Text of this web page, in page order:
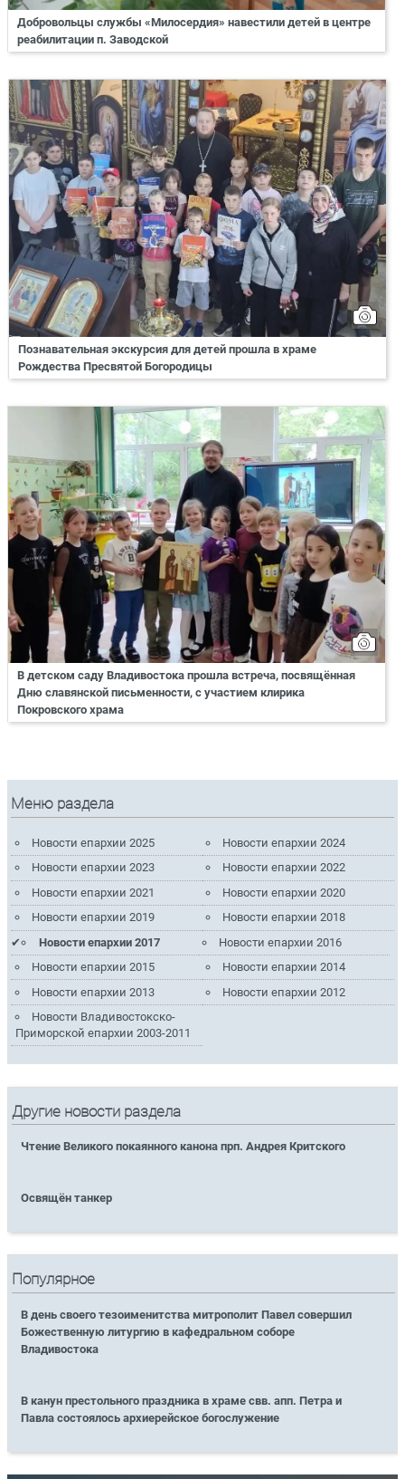
Добровольцы службы «Милосердия» навестили детей в центре
реабилитации п. Заводской
Познавательная экскурсия для детей прошла в храме
Рождества Пресвятой Богородицы
В детском саду Владивостока прошла встреча, посвящённая
Дню славянской письменности, с участием клирика
Покровского храма
Меню раздела
Новости епархии 2025
Новости епархии 2024
Новости епархии 2023
Новости епархии 2022
Новости епархии 2021
Новости епархии 2020
Новости епархии 2019
Новости епархии 2018
Новости епархии 2017
Новости епархии 2016
Новости епархии 2015
Новости епархии 2014
Новости епархии 2013
Новости епархии 2012
Новости Владивостокско-
Приморской епархии 2003-2011
Другие новости раздела
Чтение Великого покаянного канона прп. Андрея Критского
Освящён танкер
Популярное
В день своего тезоименитства митрополит Павел совершил
Божественную литургию в кафедральном соборе
Владивостока
В канун престольного праздника в храме свв. апп. Петра и
Павла состоялось архиерейское богослужение